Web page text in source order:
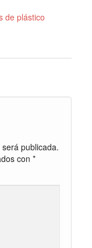
de plástico
publicada.
con *